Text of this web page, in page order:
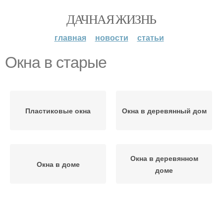
ДАЧНАЯ ЖИЗНЬ
главная новости статьи
Окна в старые
Пластиковые окна Окна в деревянный дом
Окна в доме
Окна в деревянном
доме